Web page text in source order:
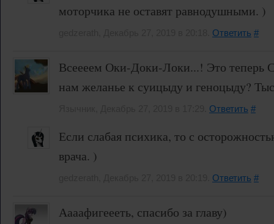
моторчика не оставят равнодушными. )
Ответить #
Всеееем Оки-Доки-Локи...! Это теперь
нам желанье к суицыду и геноцыду?
Ответить #
Если слабая психика, то с
врача. )
Ответить #
Аааафигеееть, спасибо за главу)